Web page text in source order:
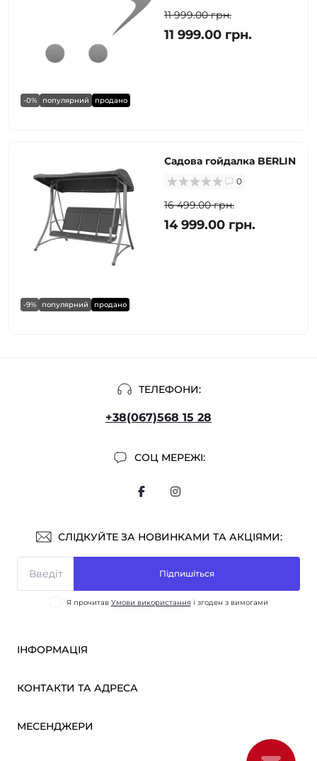
-0% популярний продано
11 999.00 грн.
11 999.00 грн.
-9% популярний продано
Садова гойдалка BERLIN
0
16 499.00 грн.
14 999.00 грн.
ТЕЛЕФОНИ:
+38(067)568 15 28
СОЦ МЕРЕЖІ:
СЛІДКУЙТЕ ЗА НОВИНКАМИ ТА АКЦІЯМИ:
Підпишіться
Я прочитав Умови використання і згоден з вимогами
ІНФОРМАЦІЯ
ОПТ
Про нас
КОНТАКТИ ТА АДРЕСА
МЕСЕНДЖЕРИ